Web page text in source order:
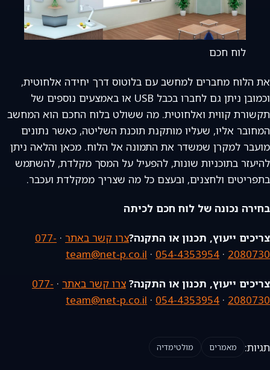
לוח חכם
את הלוח מחברים למחשב עם בלוטוס דרך יחידה אלחוטית,
וכמובן ניתן גם לחברו בכבל USB או באמצעים נוספים של
תקשורת קווית ואלחוטית. מה ששולט בלוח החכם הוא המחשב
המחובר אליו, שעליו מותקנת תוכנת השליטה, כאשר נתונים
מועבר למקרן שמשדר את התמונה אל הלוח. מכאן והלאה ניתן
להיעזר בתוכניות שונות, להפעיל על המסך מקלדת, להשתמש
בתפריטים ולחצנים, ובעצם כל מה שצריך ממקלדת ועכבר.
בחירה נכונה של לוח חכם לכיתה
צריכים ייעוץ, תכנון או התקנה?צרו קשר באתר ·
077-
2080730
·
054-4353954
·
team@net-p.co.il
צריכים ייעוץ, תכנון או התקנה? צרו קשר באתר ·
077-
2080730
·
054-4353954
·
team@net-p.co.il
תגיות: מאמרים מולטימדיה